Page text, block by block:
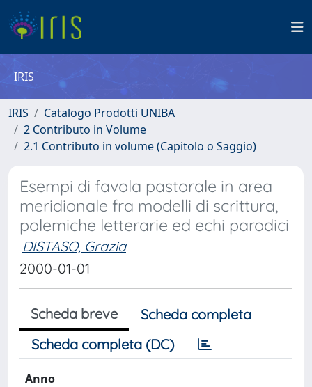
IRIS
IRIS
Catalogo Prodotti UNIBA
2 Contributo in Volume
2.1 Contributo in volume (Capitolo o Saggio)
Esempi di favola pastorale in area
meridionale fra modelli di scrittura,
polemiche letterarie ed echi parodici
DISTASO, Grazia
2000-01-01
Scheda breve
Scheda completa
Scheda completa (DC)
Anno